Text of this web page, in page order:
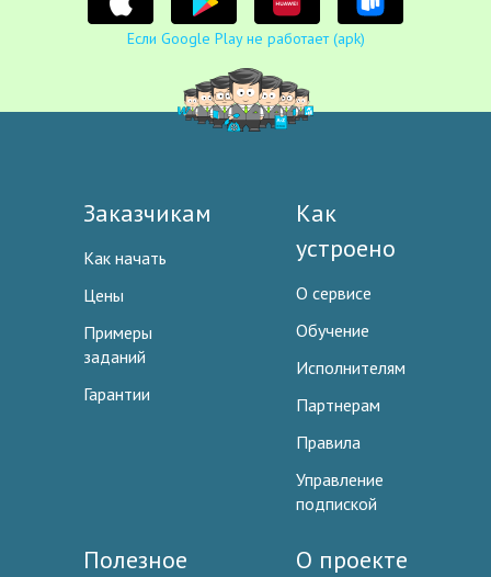
Если Google Play не работает (apk)
Заказчикам
Как начать
Цены
Примеры
заданий
Гарантии
Как
устроено
О сервисе
Обучение
Исполнителям
Партнерам
Правила
Управление
подпиской
Полезное О проекте